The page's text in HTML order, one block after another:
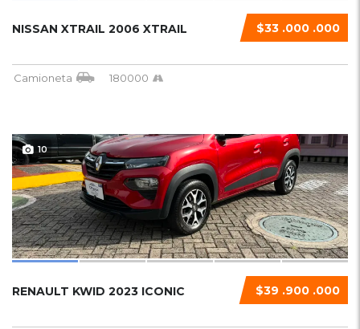
$33 .000 .000
NISSAN XTRAIL 2006 XTRAIL
Camioneta 180000
10
$39 .900 .000
RENAULT KWID 2023 ICONIC